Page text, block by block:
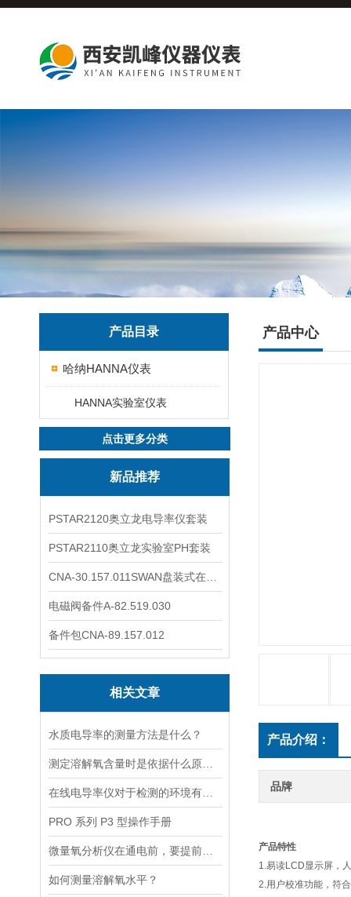
产品目录
哈纳HANNA仪表
HANNA实验室仪表
点击更多分类
新品推荐
PSTAR2120奥立龙电导率仪套装
PSTAR2110奥立龙实验室PH套装
电磁阀备件A-82.519.030
备件包CNA-89.157.012
相关文章
水质电导率的测量方法是什么？
PRO 系列 P3 型操作手册
如何测量溶解氧水平？
产品中心
产品介绍：
品牌
产品特性
1.易读LCD显示屏，
2.用户校准功能，符